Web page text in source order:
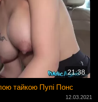
21:38
тайкою Пупі Понс
12.03.2021